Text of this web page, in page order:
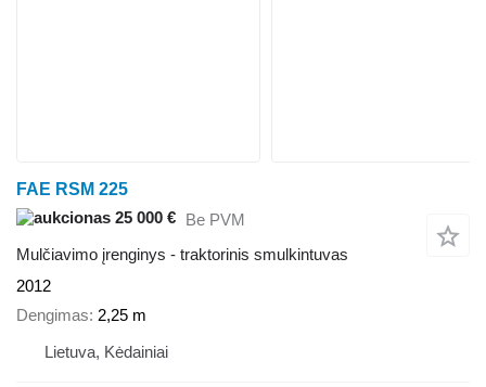
FAE RSM 225
25 000 € Be PVM
Mulčiavimo įrenginys - traktorinis smulkintuvas
2012
Dengimas 2,25 m
Lietuva, Kėdainiai